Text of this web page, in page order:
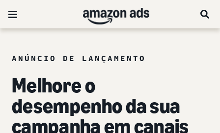
ANÚNCIO DE LANÇAMENTO
Melhore o
desempenho da sua
campanha em canais